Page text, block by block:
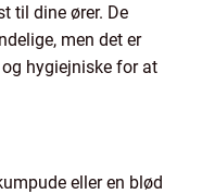
til dine ører. De
men det er
hygiejniske for at
eller en blød